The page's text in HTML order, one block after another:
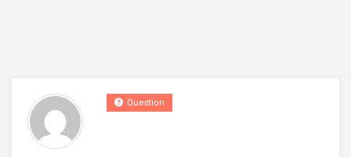
Question